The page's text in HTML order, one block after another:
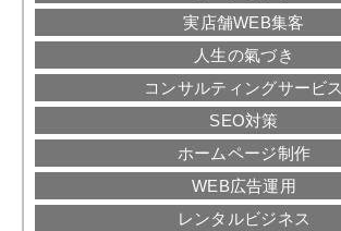
実店舗WEB集客
人生の氣づき
コンサルティングサービス
SEO対策
ホームページ制作
WEB広告運用
レンタルビジネス